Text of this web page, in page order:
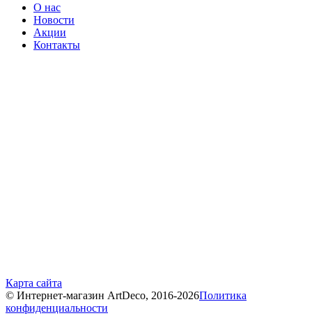
О нас
Новости
Акции
Контакты
Карта сайта
© Интернет-магазин ArtDeco, 2016-2026Политика
конфиденциальности